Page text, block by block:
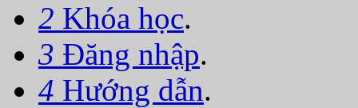
2 Khóa học.
3 Đăng nhập.
4 Hướng dẫn.